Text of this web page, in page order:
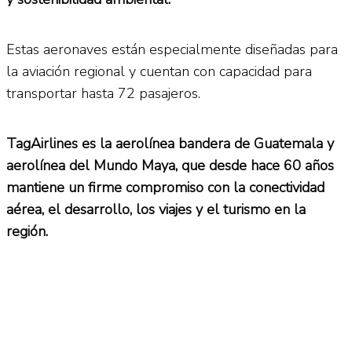
Estas aeronaves están especialmente diseñadas para
la aviación regional y cuentan con capacidad para
transportar hasta 72 pasajeros.
TagAirlines es la aerolínea bandera de Guatemala y
aerolínea del Mundo Maya, que desde hace 60 años
mantiene un firme compromiso con la conectividad
aérea, el desarrollo, los viajes y el turismo en la
región.